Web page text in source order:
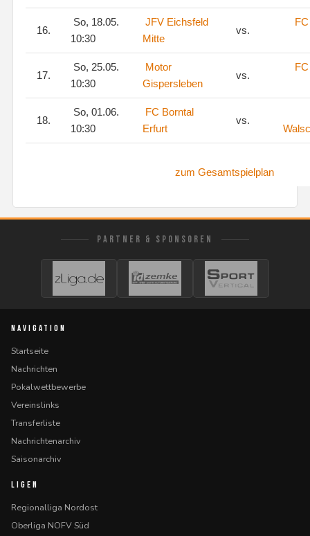
16.
So, 18.05.
10:30
JFV Eichsfeld
Mitte
vs.
17.
So, 25.05.
10:30
Motor
Gispersleben
vs.
18.
So, 01.06.
10:30
FC Borntal
Erfurt
vs.
zum Gesamtspielplan
PARTNER & SPONSOREN
NAVIGATION
Startseite
Nachrichten
Pokalwettbewerbe
Vereinslinks
Transferliste
Nachrichtenarchiv
Saisonarchiv
LIGEN
Regionalliga Nordost
Oberliga NOFV Süd